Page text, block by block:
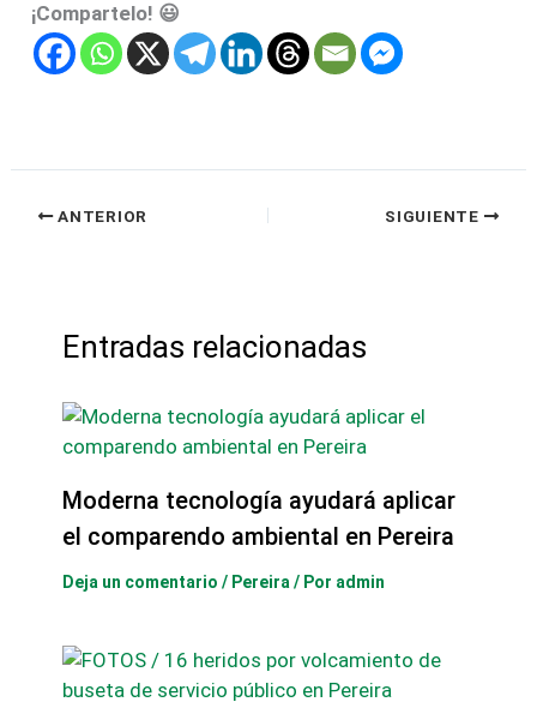
¡Compartelo! 😃
ANTERIOR SIGUIENTE
Entradas relacionadas
Moderna tecnología ayudará aplicar
el comparendo ambiental en Pereira
Deja un comentario / Pereira / Por admin